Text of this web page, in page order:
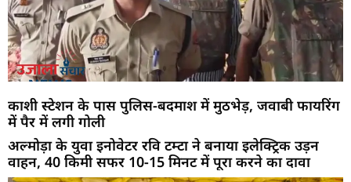
काशी स्टेशन के पास पुलिस-बदमाश में मुठभेड़, जवाबी फायरिंग
में पैर में लगी गोली
अल्मोड़ा के युवा इनोवेटर रवि टम्टा ने बनाया इलेक्ट्रिक उड़न
वाहन, 40 किमी सफर 10-15 मिनट में पूरा करने का दावा